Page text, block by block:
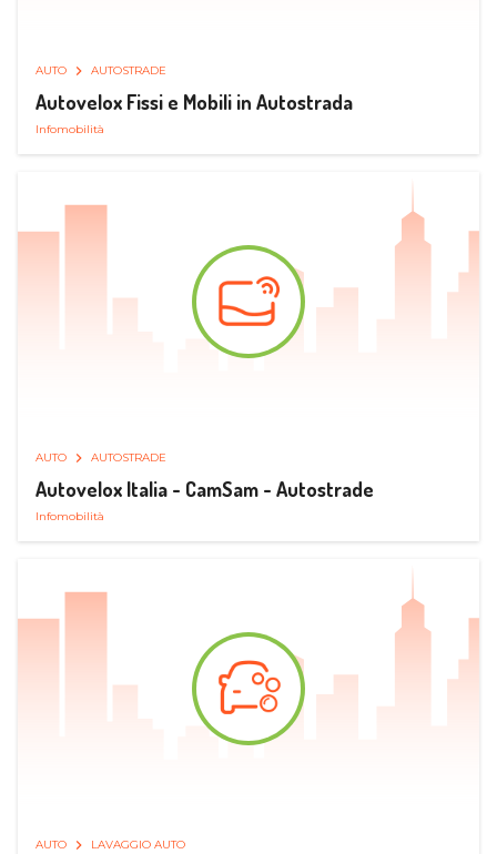
AUTO AUTOSTRADE
Autovelox Fissi e Mobili in Autostrada
Infomobilità
AUTO AUTOSTRADE
Autovelox Italia - CamSam - Autostrade
Infomobilità
AUTO LAVAGGIO AUTO